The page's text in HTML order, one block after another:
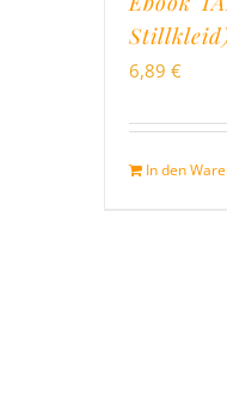
6,89 €
In den